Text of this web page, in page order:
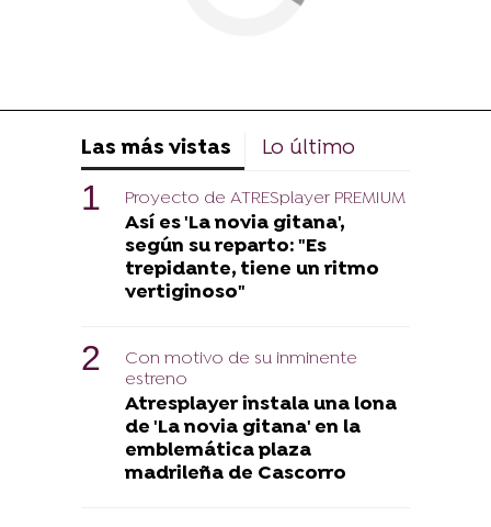
Las más vistas Lo último
Proyecto de ATRESplayer PREMIUM
Así es 'La novia gitana',
según su reparto: "Es
trepidante, tiene un ritmo
vertiginoso"
Con motivo de su inminente
estreno
Atresplayer instala una lona
de 'La novia gitana' en la
emblemática plaza
madrileña de Cascorro